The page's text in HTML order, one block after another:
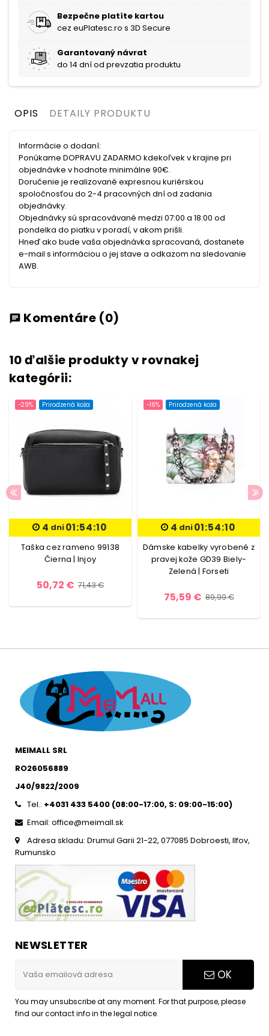
Bezpečne platíte kartou
cez euPlatesc.ro s 3D Secure
Garantovaný návrat
do 14 dní od prevzatia produktu
OPIS DETAILY PRODUKTU
Informácie o dodaní:
Ponúkame DOPRAVU ZADARMO kdekoľvek v krajine pri
objednávke v hodnote minimálne 90€.
Doručenie je realizované expresnou kuriérskou
spoločnosťou do 2-4 pracovných dní od zadania
objednávky.
Objednávky sú spracovávané medzi 07:00 a 18:00 od
pondelka do piatku v poradí, v akom prišli.
Hneď ako bude vaša objednávka spracovaná, dostanete
e-mail s informáciou o jej stave a odkazom na sledovanie
AWB.
chat Komentáre (0)
10 ďalšie produkty v rovnakej
kategórii:
-29% Prirodzená koža
4 dni01:54:10
Taška cez rameno 99138
Čierna | Injoy
50,72 € 71,43 €
-16% Prirodzená koža
4 dni01:54:10
Dámske kabelky vyrobené z
pravej kože GD39 Biely-
Zelená | Forseti
75,59 € 89,99 €
MEIMALL SRL
RO26056889
J40/9822/2009
Tel.: +4031 433 5400 (08:00-17:00, S: 09:00-15:00)
Email: office@meimall.sk
Adresa skladu: Drumul Garii 21-22, 077085 Dobroesti, Ilfov,
Rumunsko
NEWSLETTER
OK
You may unsubscribe at any moment. For that purpose, please
find our contact info in the legal notice.